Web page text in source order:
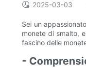
2025-03-03
Sei un
monete di smalto,
fascino delle
-